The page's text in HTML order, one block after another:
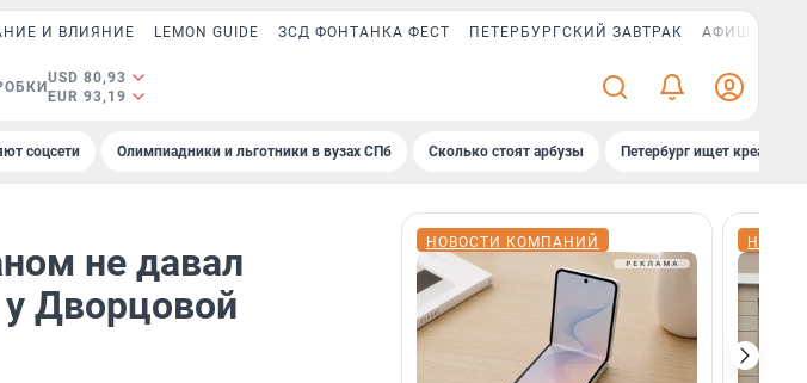
И ВЛИЯНИЕ LEMON GUIDE ЗСД ФОНТАНКА ФЕСТ ПЕТЕРБУРГСКИЙ ЗАВТРАК АФИША PLUS
USD 80,93
EUR 93,19
соцсети Олимпиадники и льготники в вузах СПб Сколько стоят арбузы Петербург ищет креатив
не давал
у Дворцовой
НОВОСТИ КОМПАНИЙ